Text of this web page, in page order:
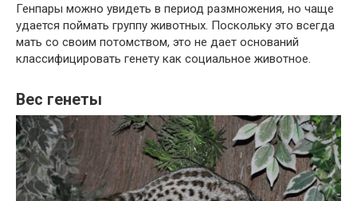
Генпары можно увидеть в период размножения, но чаще
удается поймать группу животных. Поскольку это всегда
мать со своим потомством, это не дает оснований
классифицировать генету как социальное животное.
Вес генеты